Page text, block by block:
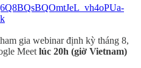
gia webinar định kỳ tháng 8,
Meet lúc 20h (giờ Vietnam)